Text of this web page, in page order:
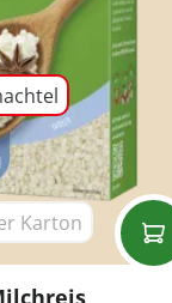
Option ist zurzeit
Karton
(Diese Option ist